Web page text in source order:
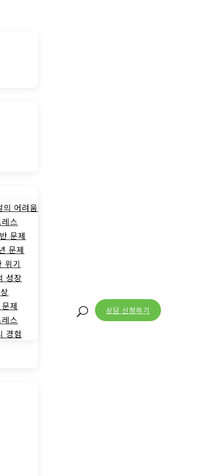
의 어려움
스
문제
문제
위기
성장
제
스
경험
U 상담 신청하기